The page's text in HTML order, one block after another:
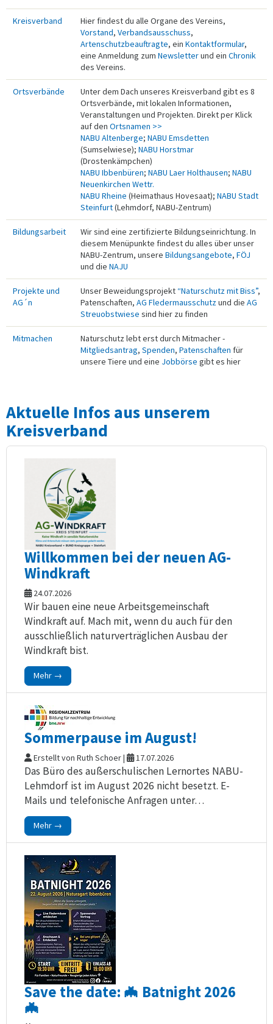
Kreisverband
Hier findest du alle Organe des Vereins,
Vorstand, Verbandsausschuss,
Artenschutzbeauftragte, ein Kontaktformular,
eine Anmeldung zum Newsletterund ein Chronik
des Vereins.
Ortsverbände
Unter dem Dach unseres Kreisverband gibt es 8
Ortsverbände, mit lokalen Informationen,
Veranstaltungen und Projekten. Direkt per Klick
auf den Ortsnamen >>
NABU Altenberge; NABU Emsdetten
(Sumselwiese); NABU Horstmar
(Drostenkämpchen)
NABU Ibbenbüren; NABU Laer Holthausen; NABU
Neuenkirchen Wettr.
NABU Rheine (Heimathaus Hovesaat); NABU Stadt
Steinfurt(Lehmdorf, NABU-Zentrum)
Bildungsarbeit
Wir sind eine zertifizierte Bildungseinrichtung. In
diesem Menüpunkte findest du alles über unser
NABU-Zentrum, unsere Bildungsangebote, FÖJ
und die NAJU
Projekte und
AG´n
Unser Beweidungsprojekt “Naturschutz mit Biss”,
Patenschaften, AG Fledermausschutz und die AG
Streuobstwiese sind hier zu finden
Mitmachen
Naturschutz lebt erst durch Mitmacher -
Mitgliedsantrag, Spenden, Patenschaften für
unsere Tiere und eine Jobbörse gibt es hier
Aktuelle Infos aus unserem
Kreisverband
Willkommen bei der neuen AG-
Windkraft
24.07.2026
Wir bauen eine neue Arbeitsgemeinschaft
Windkraft auf. Mach mit, wenn du auch für den
ausschließlich naturverträglichen Ausbau der
Windkraft bist.
Mehr →
Sommerpause im August!
Erstellt von Ruth Schoer | 17.07.2026
Das Büro des außerschulischen Lernortes NABU-
Lehmdorf ist im August 2026 nicht besetzt. E-
Mails und telefonische Anfragen unter…
Mehr →
Save the date: 🦇 Batnight 2026
🦇